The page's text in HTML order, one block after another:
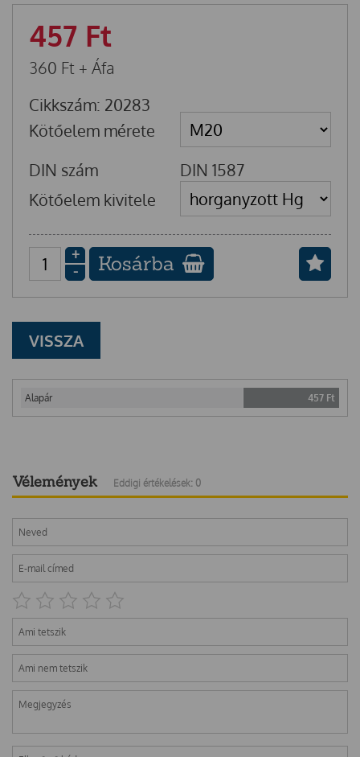
457 Ft
360 Ft + Áfa
Cikkszám: 20283
Kötőelem mérete
DIN szám
DIN 1587
Kötőelem kivitele
+
-
Kosárba
VISSZA
Alapár 457 Ft
Vélemények Eddigi értékelések: 0